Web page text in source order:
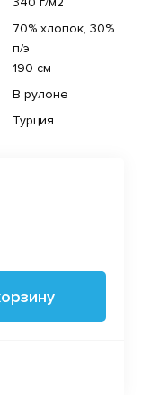
70% хлопок, 30%
п/э
190 см
В рулоне
Турция